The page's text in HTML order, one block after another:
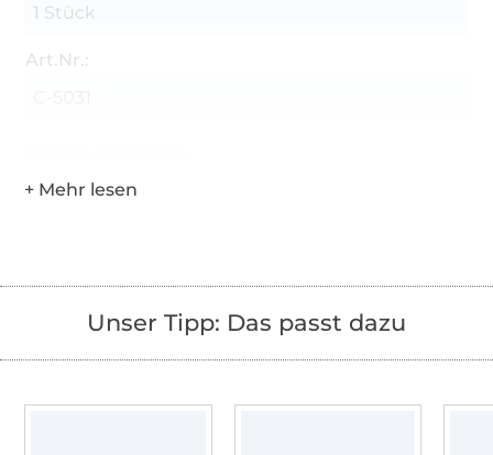
1 Stück
Art.Nr.:
Unser Tipp: Das passt dazu